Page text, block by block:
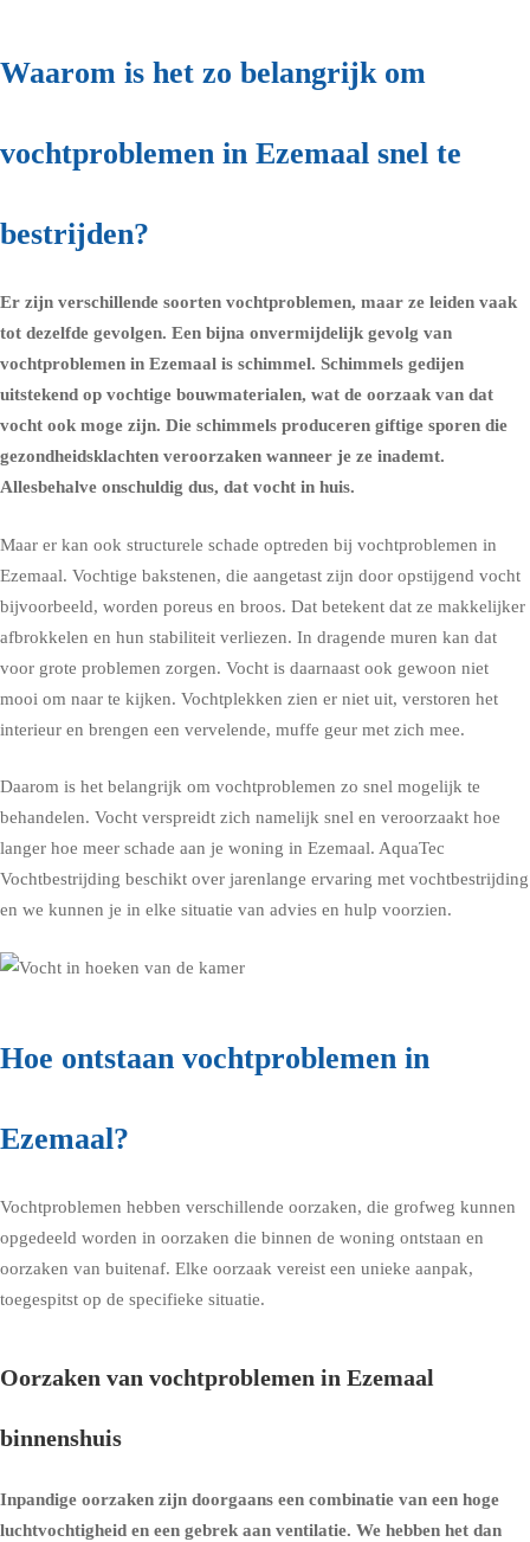
Waarom is het zo belangrijk om
vochtproblemen in Ezemaal snel te
bestrijden?
Er zijn verschillende soorten vochtproblemen, maar ze leiden vaak
tot dezelfde gevolgen. Een bijna onvermijdelijk gevolg van
vochtproblemen in Ezemaal is schimmel. Schimmels gedijen
uitstekend op vochtige bouwmaterialen, wat de oorzaak van dat
vocht ook moge zijn. Die schimmels produceren giftige sporen die
gezondheidsklachten veroorzaken wanneer je ze inademt.
Allesbehalve onschuldig dus, dat vocht in huis.
Maar er kan ook structurele schade optreden bij vochtproblemen in
Ezemaal. Vochtige bakstenen, die aangetast zijn door opstijgend vocht
bijvoorbeeld, worden poreus en broos. Dat betekent dat ze makkelijker
afbrokkelen en hun stabiliteit verliezen. In dragende muren kan dat
voor grote problemen zorgen. Vocht is daarnaast ook gewoon niet
mooi om naar te kijken. Vochtplekken zien er niet uit, verstoren het
interieur en brengen een vervelende, muffe geur met zich mee.
Daarom is het belangrijk om vochtproblemen zo snel mogelijk te
behandelen. Vocht verspreidt zich namelijk snel en veroorzaakt hoe
langer hoe meer schade aan je woning in Ezemaal. AquaTec
Vochtbestrijding beschikt over jarenlange ervaring met vochtbestrijding
en we kunnen je in elke situatie van advies en hulp voorzien.
Hoe ontstaan vochtproblemen in
Ezemaal?
Vochtproblemen hebben verschillende oorzaken, die grofweg kunnen
opgedeeld worden in oorzaken die binnen de woning ontstaan en
oorzaken van buitenaf. Elke oorzaak vereist een unieke aanpak,
toegespitst op de specifieke situatie.
Oorzaken van vochtproblemen in Ezemaal
binnenshuis
Inpandige oorzaken zijn doorgaans een combinatie van een hoge
luchtvochtigheid en een gebrek aan ventilatie. We hebben het dan